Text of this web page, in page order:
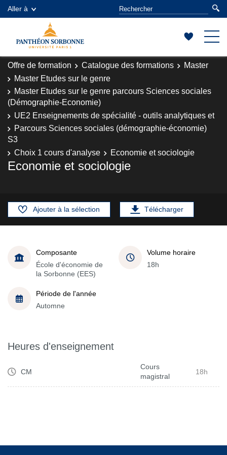
Aller à
Offre de formation Catalogue des formations
Master
Master Etudes sur le genre
Master Etudes sur le genre parcours Sciences sociales
(Démographie-Economie)
UE2 Enseignements de spécialité - outils analytiques et
Parcours Sciences sociales (démographie-économie)
S3
Choix 1 cours d'analyse
Economie et sociologie
Economie et sociologie
Ajouter à la sélection Télécharger
Composante
École d'économie de
la Sorbonne (EES)
Volume horaire
18h
Période de l'année
Automne
Heures d'enseignement
CM
Cours
magistral
18h